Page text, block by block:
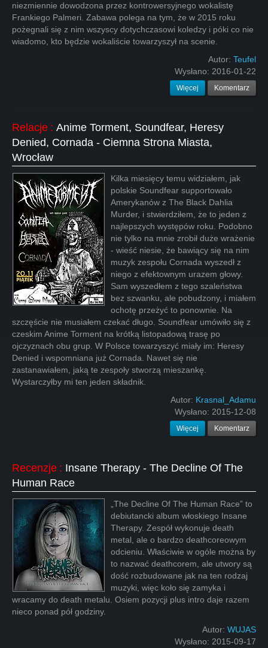
niezmiennie dowodzona przez kontrowersyjnego wokalistę
Frankiego Palmeri. Zabawa polega na tym, że w 2015 roku
pożegnali się z nim wszyscy dotychczasowi koledzy i póki co nie
wiadomo, kto będzie wokaliście towarzyszył na scenie.
Autor: Teufel
Wysłano: 2016-01-22
Więcej Komentarz
Relacje : Anime Torment, Soundfear, Heresy
Denied, Cornada - Ciemna Strona Miasta,
Wrocław
Kilka miesięcy temu widziałem, jak
polskie Soundfear supportowało
Amerykanów z The Black Dahlia
Murder, i stwierdziłem, że to jeden z
najlepszych występów roku. Podobno
nie tylko na mnie zrobił duże wrażenie
- wieść niesie, że bawiący się na nim
muzyk zespołu Cornada wyszedł z
niego z efektownym urazem głowy.
Sam wyszedłem z tego szaleństwa
bez szwanku, ale pobudzony, i miałem
ochotę przeżyć to ponownie. Na
szczęście nie musiałem czekać długo. Soundfear umówiło się z
czeskim Anime Torment na krótką listopadową trasę po
ojczyznach obu grup. W Polsce towarzyszyć miały im: Heresy
Denied i wspomniana już Cornada. Nawet się nie
zastanawiałem, jaką te zespoły stworzą mieszankę.
Wystarczyłby mi ten jeden składnik.
Autor: Krasnal_Adamu
Wysłano: 2015-12-08
Więcej Komentarz
Recenzje : Insane Therapy - The Decline Of The
Human Race
„The Decline Of The Human Race” to
debiutancki album włoskiego Insane
Therapy. Zespół wykonuje death
metal, ale o bardzo deathcoreowym
odcieniu. Właściwie w ogóle można by
to nazwać deathcorem, ale utwory są
dość rozbudowane jak na ten rodzaj
muzyki, więc koło się zamyka i
wracamy do death metalu. Osiem pozycji plus intro daje razem
nieco ponad pół godziny.
Autor: WUJAS
Wysłano: 2015-09-17